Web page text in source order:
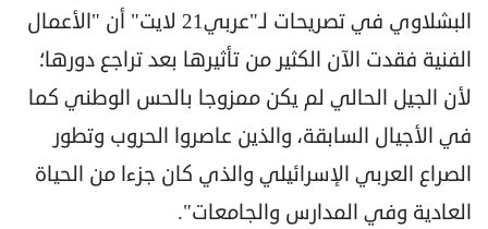
البشلاوي في تصريحات لـ"عربي21 لايت" أن "الأعمال
الفنية فقدت الآن الكثير من تأثيرها بعد تراجع دورها؛
لأن الجيل الحالي لم يكن ممزوجا بالحس الوطني كما
في الأجيال السابقة، والذين عاصروا الحروب وتطور
الصراع العربي الإسرائيلي والذي كان جزءا من الحياة
العادية وفي المدارس والجامعات".